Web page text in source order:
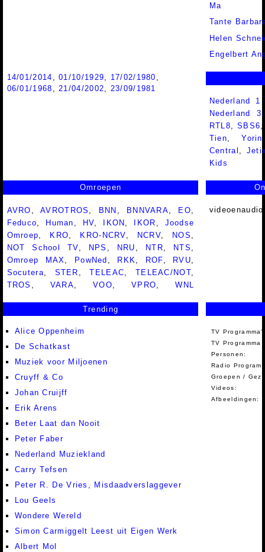
Ma
Tante
Helen
Engelbert
14/01/2014 ,01/10/1929 17/02/1980
06/01/1968
21/04/2002
23/09/1981
Nederland
Nederland
RTL8 ,SBS6
Tien ,Yorin
Central
Kids
Omroepen
AVRO ,AVROTROS BNN BNNVARA EO
Feduco
Human HV IKON IKOR
Joodse
Omroep
KRO KRO-NCRV NCRV NOS
NOT School TV
NPS NRU NTR NTS
Omroep MAX
PowNed RKK ROF RVU
Socutera
STER ,TELEAC TELEAC/NOT
TROS
VARA ,VOO ,VPRO ,WNL
Trending
Alice Oppenheim
De Schatkast
Muziek voor Miljoenen
Cruyff & Co
Johan Cruijff
Erik Arens
Beter Laat dan Nooit
Peter Faber
Nederland Muziekland
Carry Tefsen
Peter R. De Vries, Misdaadverslaggever
Lou Geels
Wondere Wereld
Simon Carmiggelt Leest uit Eigen Werk
Albert Mol
TV
TV Programma
Personen:
Radio
Groepen /
Videos:
Afbeeldingen: